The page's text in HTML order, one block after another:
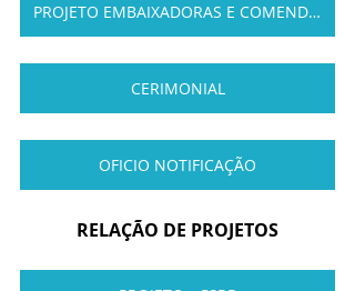
PROJETO EMBAIXADORAS E COMENDADORES
CERIMONIAL
OFICIO NOTIFICAÇÃO
RELAÇÃO DE PROJETOS